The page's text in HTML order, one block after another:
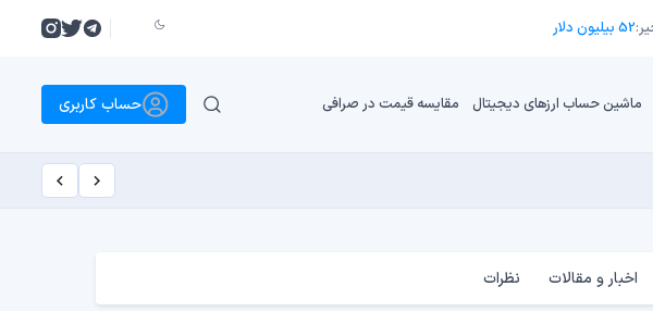
52 بیلیون دلار
ماشین حساب ارزهای دیجیتال مقایسه قیمت در صرافی حساب کاربری
اخبار و مقالات نظرات